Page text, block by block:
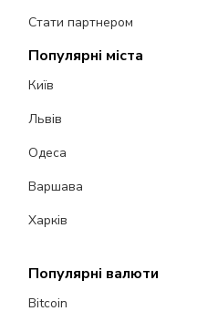
Стати партнером
Популярні міста
Київ
Львів
Одеса
Варшава
Харків
Популярні валюти
Bitcoin